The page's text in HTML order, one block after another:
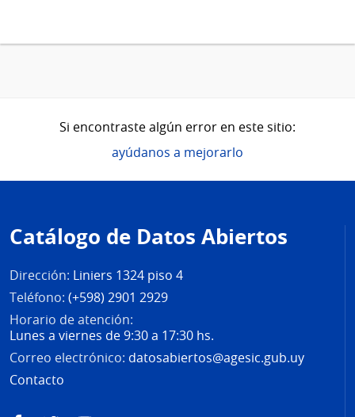
Si encontraste algún error en este sitio:
ayúdanos a mejorarlo
de
página
Catálogo de Datos Abiertos
Dirección: Liniers 1324 piso 4
Teléfono: (+598) 2901 2929
Horario de atención:
Lunes a viernes de 9:30 a 17:30 hs.
Correo electrónico: datosabiertos@agesic.gub.uy
Contacto